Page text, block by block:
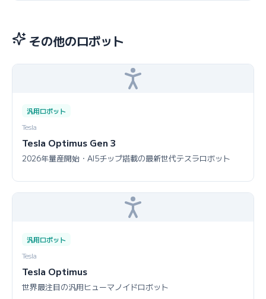
その他のロボット
汎用ロボット
Tesla
Tesla Optimus Gen 3
2026年量産開始・AI5チップ搭載の最新世代テスラロボット
汎用ロボット
Tesla
Tesla Optimus
世界最注目の汎用ヒューマノイドロボット